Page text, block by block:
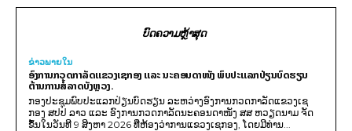
ບົດຄວາມຫຼ້າສຸດ
ຂ່າວພາຍ​ໃນ
ອົງການກວດກາລັດແຂວງເຊກອງ ແລະ ນະຄອນດາໜັງ ພົບປະແລກປ່ຽນບົດຮຽນ
ຕ້ານການສໍ້ລາດບັງຫຼວງ.
ກອງປະຊຸມພົບປະແລກປ່ຽນບົດຮຽນ ລະຫວ່າງອົງການກວດກາລັດແຂວງເຊ
ກອງ ສປປ ລາວ ແລະ ອົງການກວດກາລັດນະຄອນດາໜັງ ສສ ຫວຽດນາມ ຈັດ
ຂຶ້ນໃນວັນທີ 9 ສິງຫາ 2026 ທີ່ຫ້ອງວ່າການແຂວງເຊກອງ, ໂດຍມີທ່ານ...